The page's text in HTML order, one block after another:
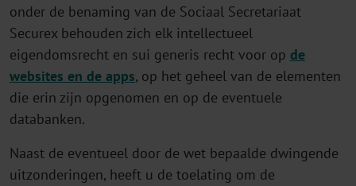
onder de benaming van de Sociaal Secretariaat
Securex behouden zich elk intellectueel
eigendomsrecht en sui generis recht voor op de
websites en de apps, op het geheel van de elementen
die erin zijn opgenomen en op de eventuele
databanken.
Naast de eventueel door de wet bepaalde dwingende
uitzonderingen, heeft u de toelating om de